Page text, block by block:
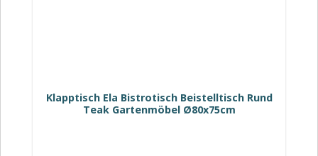
Klapptisch Ela Bistrotisch Beistelltisch Rund
Teak Gartenmöbel Ø80x75cm